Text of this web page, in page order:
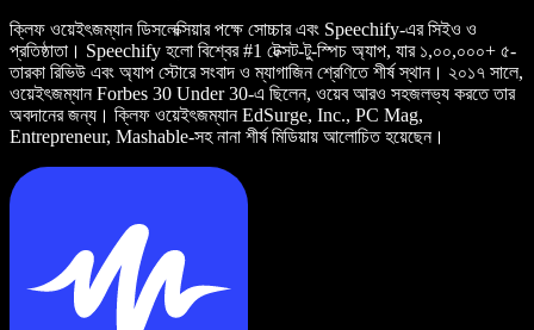
ক্লিফ ওয়েইৎজম্যান ডিসলেক্সিয়ার পক্ষে সোচ্চার এবং Speechify-এর সিইও ও
প্রতিষ্ঠাতা। Speechify হলো বিশ্বের #1 টেক্সট-টু-স্পিচ অ্যাপ, যার ১,০০,০০০+ ৫-
তারকা রিভিউ এবং অ্যাপ স্টোরে সংবাদ ও ম্যাগাজিন শ্রেণিতে শীর্ষ স্থান। ২০১৭ সালে,
ওয়েইৎজম্যান Forbes 30 Under 30-এ ছিলেন, ওয়েব আরও সহজলভ্য করতে তার
অবদানের জন্য। ক্লিফ ওয়েইৎজম্যান EdSurge, Inc., PC Mag,
Entrepreneur, Mashable-সহ নানা শীর্ষ মিডিয়ায় আলোচিত হয়েছেন।